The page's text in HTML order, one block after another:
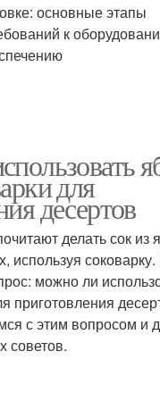
основные этапы
к
для
десертов
делать сок из
используя
можно ли
приготовления
с этим вопросом и
советов.